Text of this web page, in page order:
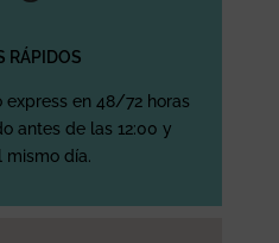
RÁPIDOS
express en 48/72 horas
antes de las 12:00 y
mismo día.